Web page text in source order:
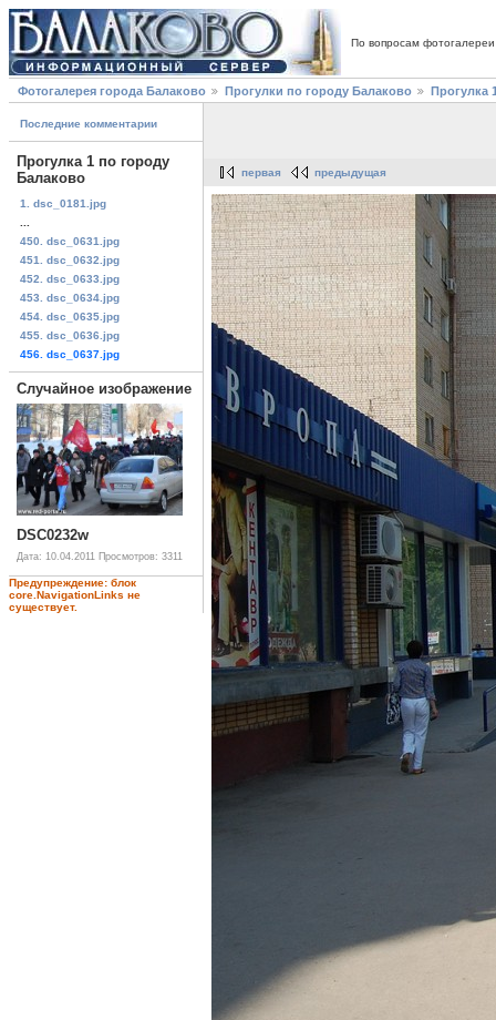
По вопросам
Фотогалерея города Балаково Прогулки по городу Балаково Прогулка
Последние комментарии
Прогулка 1 по городу
Балаково
1. dsc_0181.jpg
450. dsc_0631.jpg
451. dsc_0632.jpg
452. dsc_0633.jpg
453. dsc_0634.jpg
454. dsc_0635.jpg
455. dsc_0636.jpg
456. dsc_0637.jpg
Случайное изображение
DSC0232w
Дата: 10.04.2011 Просмотров: 3311
Предупреждение: блок
core.NavigationLinks не
существует.
первая предыдущая